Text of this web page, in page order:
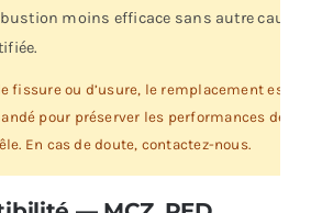
moins efficace sans autre cause
fissure ou d’usure, le remplacement est
pour préserver les performances de
En cas de doute, contactez-nous.